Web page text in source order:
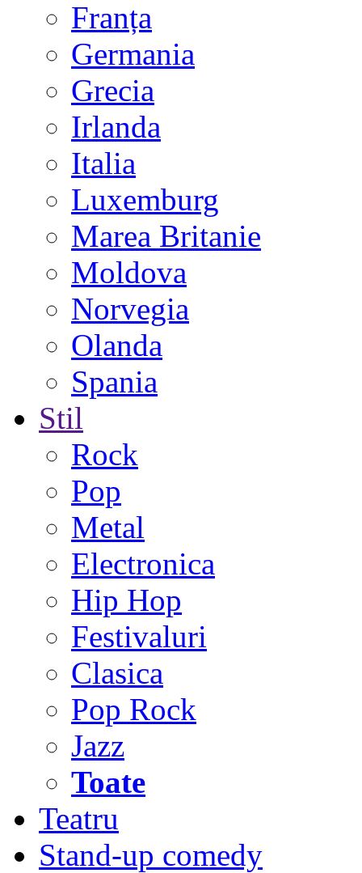
Franța
Germania
Grecia
Irlanda
Italia
Luxemburg
Marea Britanie
Moldova
Norvegia
Olanda
Spania
Stil
Rock
Pop
Metal
Electronica
Hip Hop
Festivaluri
Clasica
Pop Rock
Jazz
Toate
Teatru
Stand-up comedy